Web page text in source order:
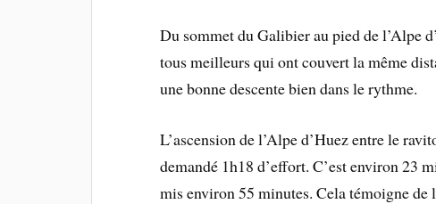
Du sommet du Galibier au pied de l’Alpe
tous meilleurs qui ont couvert la même
une bonne descente bien dans le rythme.
L’ascension de l’Alpe d’Huez entre le
demandé 1h18 d’effort. C’est environ 23
mis environ 55 minutes. Cela témoigne de